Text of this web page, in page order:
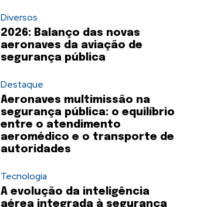
Diversos
2026: Balanço das novas
aeronaves da aviação de
segurança pública
Destaque
Aeronaves multimissão na
segurança pública: o equilíbrio
entre o atendimento
aeromédico e o transporte de
autoridades
Tecnologia
A evolução da inteligência
aérea integrada à segurança